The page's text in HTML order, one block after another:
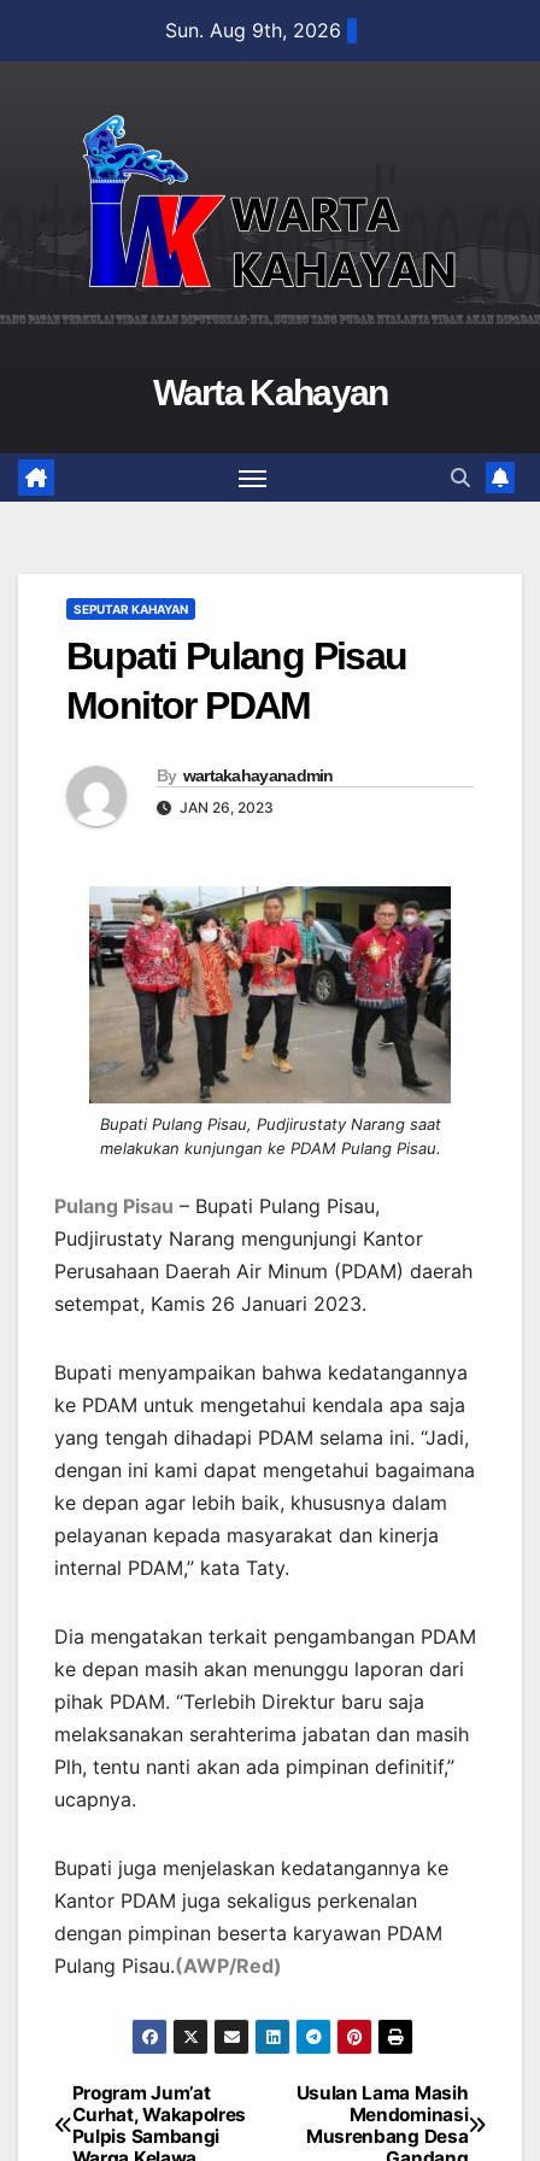
Sun. Aug 9th, 2026
Warta Kahayan
SEPUTAR KAHAYAN
Bupati Pulang Pisau
Monitor PDAM
By wartakahayanadmin
JAN 26, 2023
Bupati Pulang Pisau, Pudjirustaty Narang saat
melakukan kunjungan ke PDAM Pulang Pisau.
Pulang Pisau – Bupati Pulang Pisau,
Pudjirustaty Narang mengunjungi Kantor
Perusahaan Daerah Air Minum (PDAM) daerah
setempat, Kamis 26 Januari 2023.
Bupati menyampaikan bahwa kedatangannya
ke PDAM untuk mengetahui kendala apa saja
yang tengah dihadapi PDAM selama ini. “Jadi,
dengan ini kami dapat mengetahui bagaimana
ke depan agar lebih baik, khususnya dalam
pelayanan kepada masyarakat dan kinerja
internal PDAM,” kata Taty.
Dia mengatakan terkait pengambangan PDAM
ke depan masih akan menunggu laporan dari
pihak PDAM. “Terlebih Direktur baru saja
melaksanakan serahterima jabatan dan masih
Plh, tentu nanti akan ada pimpinan definitif,”
ucapnya.
Bupati juga menjelaskan kedatangannya ke
Kantor PDAM juga sekaligus perkenalan
dengan pimpinan beserta karyawan PDAM
Pulang Pisau.(AWP/Red)
Post
Usulan Lama Masih
Mendominasi
Musrenbang Desa
Program Jum’at
Curhat, Wakapolres
Pulpis Sambangi